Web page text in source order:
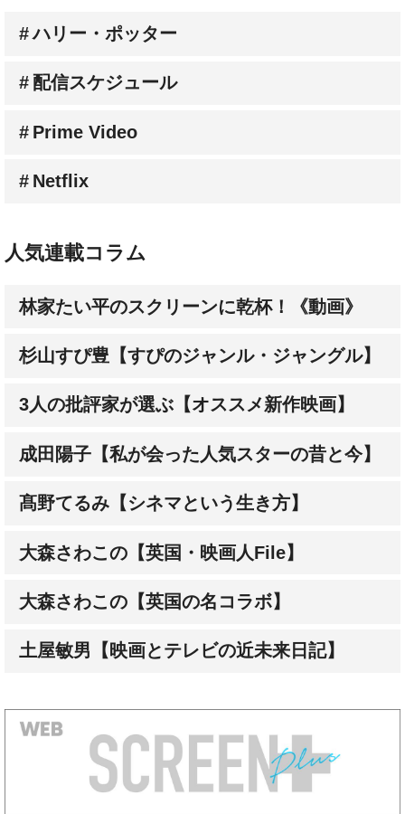
配信スケジュール
Prime Video
Netflix
林家たい平のスクリーンに乾杯！《動画》
杉山すぴ豊【すぴのジャンル・ジャングル】
3人の批評家が選ぶ【オススメ新作映画】
成田陽子【私が会った人気スターの昔と今】
髙野てるみ【シネマという生き方】
大森さわこの【英国・映画人File】
大森さわこの【英国の名コラボ】
土屋敏男【映画とテレビの近未来日記】